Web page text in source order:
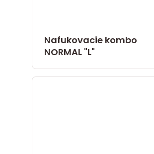
Nafukovacie kombo
NORMAL "L"